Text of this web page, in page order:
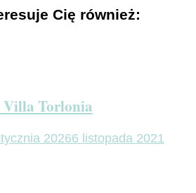
Cię również:
Villa Torlonia
20266 listopada 2021